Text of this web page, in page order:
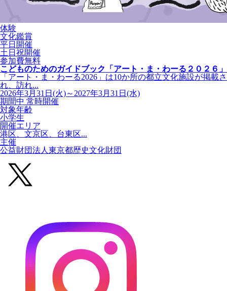
体験
文化鑑賞
平日開催
土日祝開催
参加費無料
こどものためのガイドブック「アート・ま・わーる２０２６」
「アート・ま・わーる2026」は10か所の都立文化施設が掲載さ
れ、訪れ...
2026年3月31日(火)～2027年3月31日(水)
期間中 常時開催
対象年齢
小学生
開催エリア
港区、文京区、台東区...
主催
公益財団法人東京都歴史文化財団